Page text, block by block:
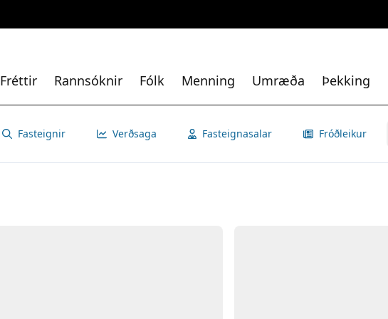
Fréttir Rannsóknir Fólk Menning Umræða Þekking
Fasteignir Verðsaga Fasteignasalar Fróðleikur